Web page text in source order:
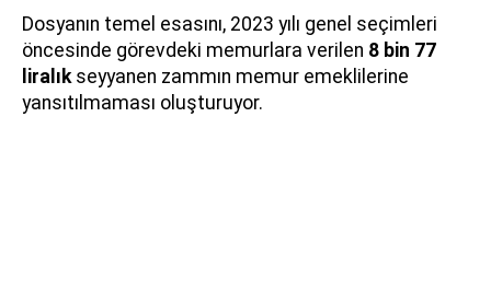
Dosyanın temel esasını, 2023 yılı genel seçimleri
öncesinde görevdeki memurlara verilen 8 bin 77
liralıkseyyanen zammın memur emeklilerine
yansıtılmaması oluşturuyor.